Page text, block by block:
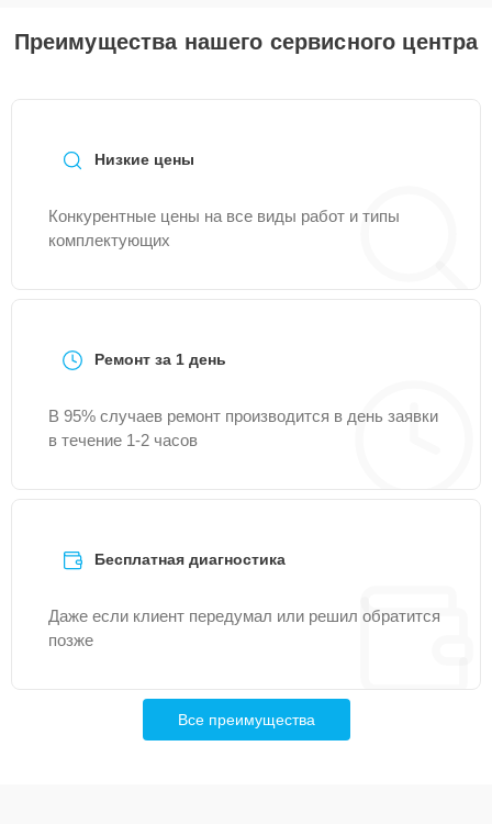
Преимущества нашего сервисного центра
Низкие цены
Конкурентные цены на все виды работ и типы
комплектующих
Ремонт за 1 день
В 95% случаев ремонт производится в день заявки
в течение 1-2 часов
Бесплатная диагностика
Даже если клиент передумал или решил обратится
позже
Все преимущества